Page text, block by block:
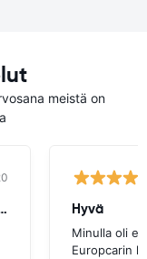
meistä on
neuvoja tarvitaan Hyvä
Minulla oli
Europcarin